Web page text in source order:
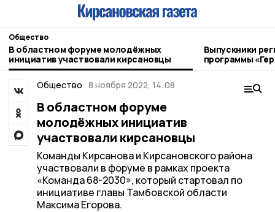
Общество
В областном форуме молодёжных
инициатив участвовали кирсановцы
Выпускники
программы
Кирсанова
Общество 8 ноября 2022, 14:08
В областном форуме
молодёжных инициатив
участвовали кирсановцы
Команды Кирсанова и Кирсановского района
участвовали в форуме в рамках проекта
«Команда 68-2030», который стартовал по
инициативе главы Тамбовской области
Максима Егорова.